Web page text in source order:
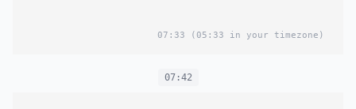
wyborcy PiS". NASZ
07:33 (05:33 in your timezone)
07:42